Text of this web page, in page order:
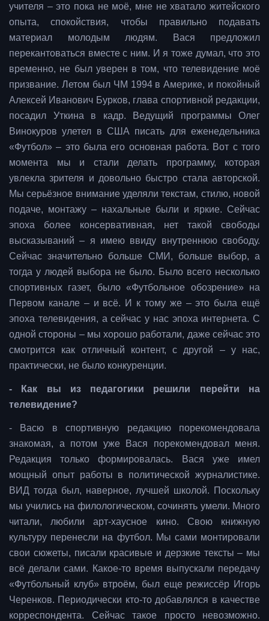
учителя – это пока не моё, мне не хватало житейского
опыта, спокойствия, чтобы правильно подавать
материал молодым людям. Вася предложил
перекантоваться вместе с ним. И я тоже думал, что это
временно, не был уверен в том, что телевидение моё
призвание. Летом был ЧМ 1994 в Америке, и покойный
Алексей Иванович Бурков, глава спортивной редакции,
посадил Уткина в кадр. Ведущий программы Олег
Винокуров улетел в США писать для еженедельника
«Футбол» – это была его основная работа. Вот с того
момента мы и стали делать программу, которая
увлекла зрителя и довольно быстро стала авторской.
Мы серьёзное внимание уделяли текстам, стилю, новой
подаче, монтажу – нахальные были и яркие. Сейчас
эпоха более консервативная, нет такой свободы
высказываний – я имею ввиду внутреннюю свободу.
Сейчас значительно больше СМИ, больше выбор, а
тогда у людей выбора не было. Было всего несколько
спортивных газет, было «Футбольное обозрение» на
Первом канале – и всё. И к тому же – это была ещё
эпоха телевидения, а сейчас у нас эпоха интернета. С
одной стороны – мы хорошо работали, даже сейчас это
смотрится как отличный контент, с другой – у нас,
практически, не было конкуренции.
- Как вы из педагогики решили перейти на
телевидение?
- Васю в спортивную редакцию порекомендовала
знакомая, а потом уже Вася порекомендовал меня.
Редакция только формировалась. Вася уже имел
мощный опыт работы в политической журналистике.
ВИД тогда был, наверное, лучшей школой. Поскольку
мы учились на филологическом, сочинять умели. Много
читали, любили арт-хаусное кино. Свою книжную
культуру перенесли на футбол. Мы сами монтировали
свои сюжеты, писали красивые и дерзкие тексты – мы
всё делали сами. Какое-то время выпускали передачу
«Футбольный клуб» втроём, был еще режиссёр Игорь
Черенков. Периодически кто-то добавлялся в качестве
корреспондента. Сейчас такое просто невозможно.